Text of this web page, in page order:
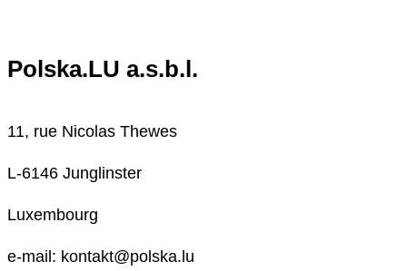
Polska.LU a.s.b.l.
11, rue Nicolas Thewes
L-6146 Junglinster
Luxembourg
e-mail: kontakt@polska.lu